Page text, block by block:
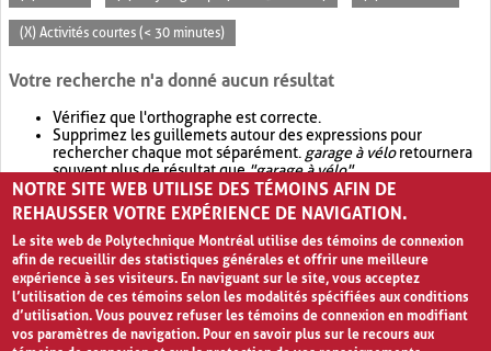
(X) Activités courtes (< 30 minutes)
Votre recherche n'a donné aucun résultat
Vérifiez que l'orthographe est correcte.
Supprimez les guillemets autour des expressions pour
rechercher chaque mot séparément. garage à véloretournera
souvent plus de résultat que"garage à vélo".
Envisagez d'élargir votre recherche avec OR.garage OR vélo
retournera souvent plus de résultat quegarage à vélo
NOTRE SITE WEB UTILISE DES TÉMOINS AFIN DE
REHAUSSER VOTRE EXPÉRIENCE DE NAVIGATION.
Le site web de Polytechnique Montréal utilise des témoins de connexion
afin de recueillir des statistiques générales et offrir une meilleure
expérience à ses visiteurs. En naviguant sur le site, vous acceptez
l’utilisation de ces témoins selon les modalités spécifiées aux conditions
d’utilisation. Vous pouvez refuser les témoins de connexion en modifiant
vos paramètres de navigation. Pour en savoir plus sur le recours aux